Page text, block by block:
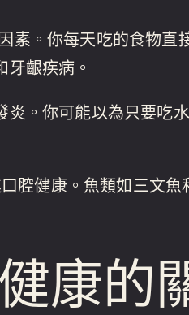
素。你每天吃的食物直
齦疾病。
。你可能以為只要吃
腔健康。魚類如三文魚
康的